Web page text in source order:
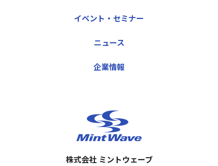
イベント・セミナー
ニュース
企業情報
株式会社 ミントウェーブ